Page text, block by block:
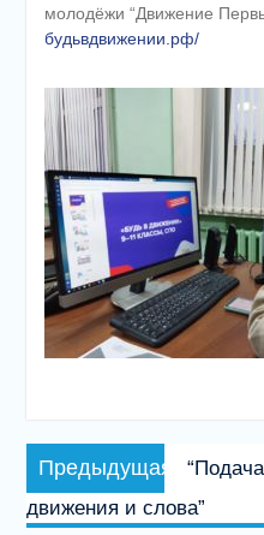
молодёжи “Движение
будьвдвижении.рф/
Навигация
по
записям
Предыдущая
запись:
движения и слова”